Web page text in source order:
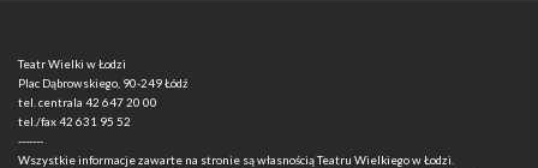
Teatr Wielki w Łodzi
Plac Dąbrowskiego, 90-249 Łódź
tel. centrala 42 647 20 00
tel./fax42 631 95 52
-------
Wszystkie informacje zawarte na stronie są własnością Teatru Wielkiego w Łodzi.